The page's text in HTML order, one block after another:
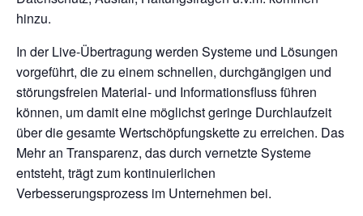
hinzu.
In der Live-Übertragung werden Systeme und Lösungen
vorgeführt, die zu einem schnellen, durchgängigen und
störungsfreien Material- und Informationsfluss führen
können, um damit eine möglichst geringe Durchlaufzeit
über die gesamte Wertschöpfungskette zu erreichen. Das
Mehr an Transparenz, das durch vernetzte Systeme
entsteht, trägt zum kontinuierlichen
Verbesserungsprozess im Unternehmen bei.